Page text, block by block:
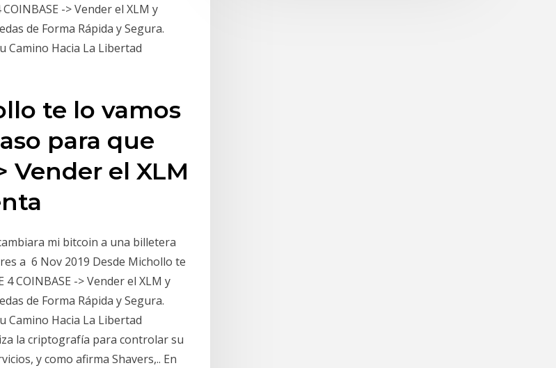
-> Vender el XLM y
de Forma Rápida y Segura.
Camino Hacia La Libertad
te lo vamos
para que
Vender el XLM
mi bitcoin a una billetera
a 6 Nov 2019 Desde Michollo te
COINBASE -> Vender el XLM y
de Forma Rápida y Segura.
Camino Hacia La Libertad
la criptografía para controlar su
y como afirma Shavers,.. En